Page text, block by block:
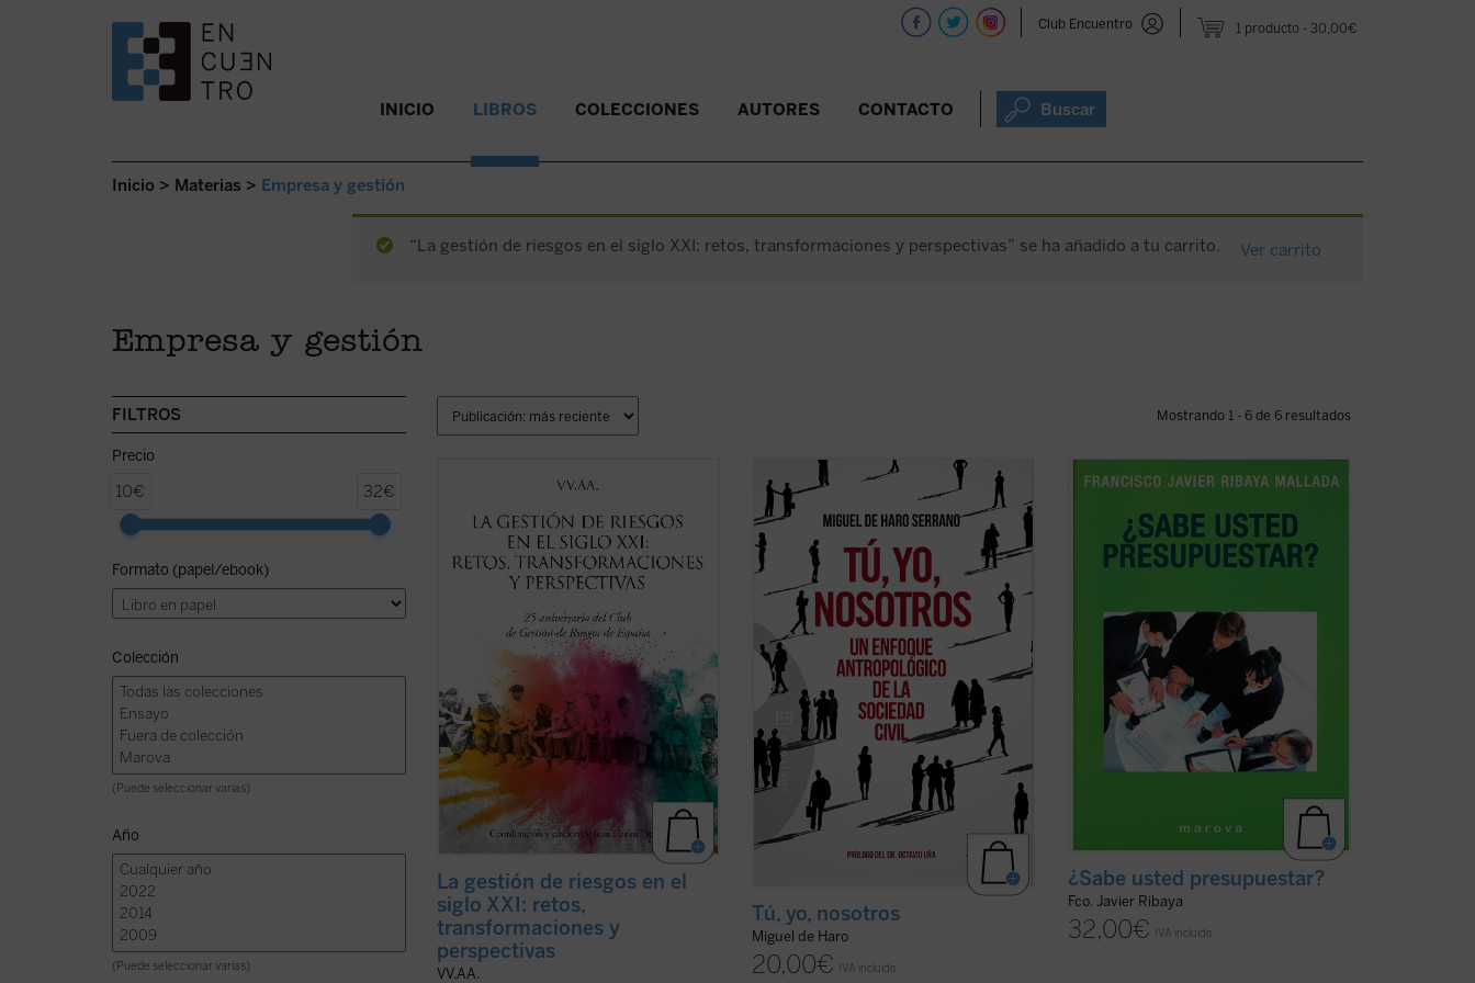
1 producto 30,00€
Club Encuentro
SALTAR AL CONTENIDO. INICIO LIBROS COLECCIONES AUTORES CONTACTO Buscar
Inicio > Materias > Empresa y gestión
“La gestión de riesgos en el siglo XXI: retos, transformaciones y perspectivas” se ha añadido a tu carrito. Ver carrito
Empresa y gestión
FILTROS
Precio
10€ 32€
Formato (papel/ebook)
Colección
(Puede seleccionar varias)
Año
(Puede seleccionar varias)
Mostrando 1 - 6 de 6 resultados
Este libro conmemora el 25 aniversario
del Club de Gestión de Riesgos de
España (1997). En este cuarto de siglo
«la historia ha sido generosa en la
producción de acontecimientos de
riesgo, como si quisiera darles la razón a
los fundadores del ...
La gestión de riesgos en el
siglo XXI: retos,
transformaciones y
perspectivas
VV.AA.
---¿Qué es la sociedad civil?
---Tú, yo, nosotros.
Con esta escueta fórmula, el autor
resume el fundamento de la sociedad
civil: cuando yo, desde mi soledad, busco
al otro, cuando lo necesito o me
necesita; cuando otros ...(ver ficha)
Tú, yo, nosotros
Miguel de Haro
20,00€ IVA incluido
Los fundamentos teóricos y prácticos del
Planificación y Control, tuvieron su
origen a finales del siglo XVIII cuando se
presentaba al Parlamento Británico los
(ver ficha)
¿Sabe usted presupuestar?
Fco. Javier Ribaya
32,00€ IVA incluido